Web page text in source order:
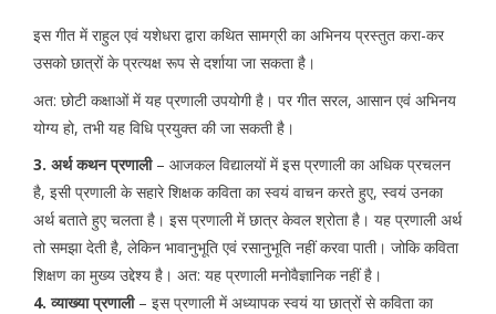
इस गीत में राहुल एवं यशेधरा द्वारा कथित सामग्री का अभिनय प्रस्तुत करा-कर
उसको छात्रों के प्रत्यक्ष रूप से दर्शाया जा सकता है।
अत: छोटी कक्षाओं में यह प्रणाली उपयोगी है। पर गीत सरल, आसान एवं अभिनय
योग्य हो, तभी यह विधि प्रयुक्त की जा सकती है।
3. अर्थ कथन प्रणाली– आजकल विद्यालयों में इस प्रणाली का अधिक प्रचलन
है, इसी प्रणाली के सहारे शिक्षक कविता का स्वयं वाचन करते हुए, स्वयं उनका
अर्थ बताते हुए चलता है। इस प्रणाली में छात्र केवल श्रोता है। यह प्रणाली अर्थ
तो समझा देती है, लेकिन भावानुभूति एवं रसानुभूति नहीं करवा पाती। जोकि कविता
शिक्षण का मुख्य उद्देश्य है। अत: यह प्रणाली मनोवैज्ञानिक नहीं है।
4. व्याख्या प्रणाली– इस प्रणाली में अध्यापक स्वयं या छात्रों से कविता का